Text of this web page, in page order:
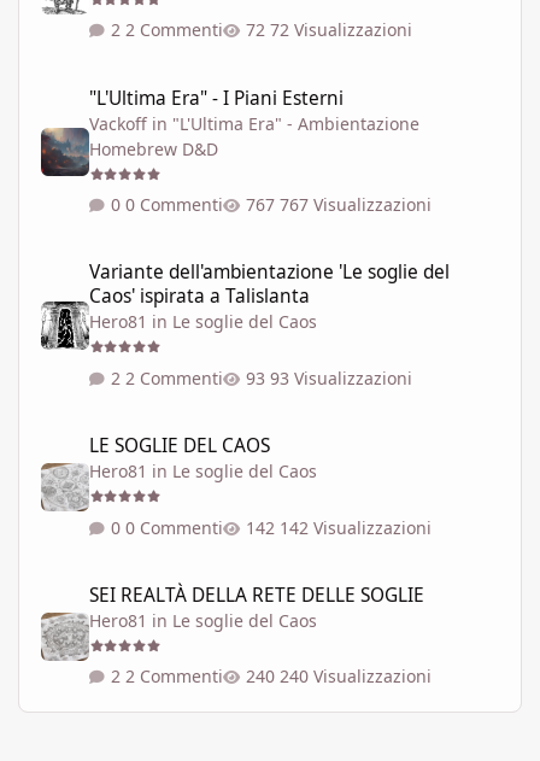
2 Commenti 72 Visualizzazioni
"L'Ultima Era" - I Piani Esterni
Vackoff in "L'Ultima Era" - Ambientazione
Homebrew D&D
0 Commenti 767 Visualizzazioni
Variante dell'ambientazione 'Le soglie del
Caos' ispirata a Talislanta
Hero81 in Le soglie del Caos
2 Commenti 93 Visualizzazioni
LE SOGLIE DEL CAOS
Hero81 in Le soglie del Caos
0 Commenti 142 Visualizzazioni
SEI REALTÀ DELLA RETE DELLE SOGLIE
Hero81 in Le soglie del Caos
2 Commenti 240 Visualizzazioni